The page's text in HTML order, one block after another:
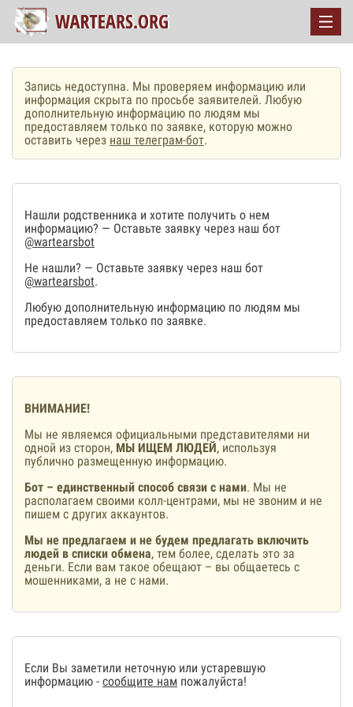
Запись недоступна. Мы проверяем информацию или
информация скрыта по просьбе заявителей. Любую
дополнительную информацию по людям мы
предоставляем только по заявке, которую можно
оставить через наш телеграм-бот.
Нашли родственника и хотите получить о нем
информацию? — Оставьте заявку через наш бот
@wartearsbot
Не нашли? — Оставьте заявку через наш бот
@wartearsbot.
Любую дополнительную информацию по людям мы
предоставляем только по заявке.
ВНИМАНИЕ!
Мы не являемся официальными представителями ни
одной из сторон, МЫ ИЩЕМ ЛЮДЕЙ, используя
публично размещенную информацию.
Бот – единственный способ связи с нами. Мы не
располагаем своими колл-центрами, мы не звоним и не
пишем с других аккаунтов.
Мы не предлагаем и не будем предлагать включить
людей в списки обмена, тем более, сделать это за
деньги. Если вам такое обещают – вы общаетесь с
мошенниками, а не с нами.
Если Вы заметили неточную или устаревшую
информацию - сообщите нам пожалуйста!